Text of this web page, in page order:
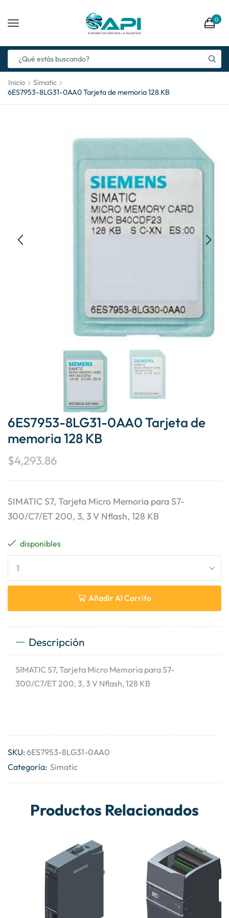
0
Inicio
Simatic
6ES7953-8LG31-0AA0 Tarjeta de memoria 128 KB
6ES7953-8LG31-0AA0 Tarjeta de
memoria 128 KB
$4,293.86
SIMATIC S7, Tarjeta Micro Memoria para S7-
300/C7/ET 200, 3, 3 V Nflash, 128 KB
disponibles
Añadir Al Carrito
Descripción
SIMATIC S7, Tarjeta Micro Memoria para S7-
300/C7/ET 200, 3, 3 V Nflash, 128 KB
SKU:6ES7953-8LG31-0AA0
Categoría: Simatic
Productos Relacionados